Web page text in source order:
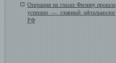
Операция на глазах Филину прошла
успешно — главный офтальмолог
РФ